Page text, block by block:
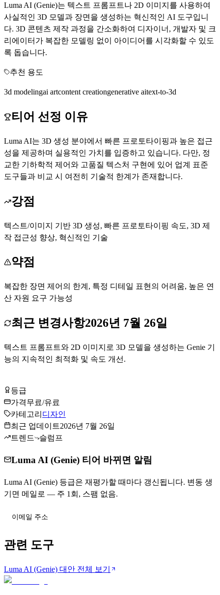
Luma AI (Genie)는 텍스트 프롬프트나 2D 이미지를 사용하여
사실적인 3D 모델과 장면을 생성하는 혁신적인 AI 도구입니
다. 3D 콘텐츠 제작 과정을 간소화하여 디자이너, 개발자 및 크
리에이터가 복잡한 모델링 없이 아이디어를 시각화할 수 있도
록 돕습니다.
추천 용도
3d modelingai artcontent creationgenerative aitext-to-3d
티어 선정 이유
Luma AI는 3D 생성 분야에서 빠른 프로토타이핑과 높은 접근
성을 제공하며 실용적인 가치를 입증하고 있습니다. 다만, 정
교한 기하학적 제어와 고품질 텍스처 구현에 있어 업계 표준
도구들과 비교 시 여전히 기술적 한계가 존재합니다.
강점
텍스트/이미지 기반 3D 생성, 빠른 프로토타이핑 속도, 3D 제
작 접근성 향상, 혁신적인 기술
약점
복잡한 장면 제어의 한계, 특정 디테일 표현의 어려움, 높은 연
산 자원 요구 가능성
최근 변경사항2026년 7월 26일
텍스트 프롬프트와 2D 이미지로 3D 모델을 생성하는 Genie 기
능의 지속적인 최적화 및 속도 개선.
등급
가격무료/유료
카테고리 디자인
최근 업데이트2026년 7월 26일
트렌드
슬럼프
Luma AI (Genie) 티어 바뀌면 알림
Luma AI (Genie) 등급은 재평가할 때마다 갱신됩니다. 변동 생
기면 메일로 — 주 1회, 스팸 없음.
관련 도구
Luma AI (Genie) 대안 전체 보기